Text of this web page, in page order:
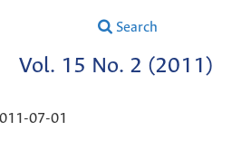
Search
Vol. 15 No. 2 (2011)
07-01